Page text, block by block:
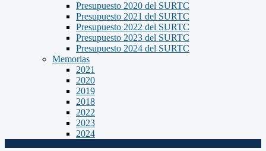
Presupuesto 2020 del SURTC
Presupuesto 2021 del SURTC
Presupuesto 2022 del SURTC
Presupuesto 2023 del SURTC
Presupuesto 2024 del SURTC
Memorias
2021
2020
2019
2018
2022
2023
2024